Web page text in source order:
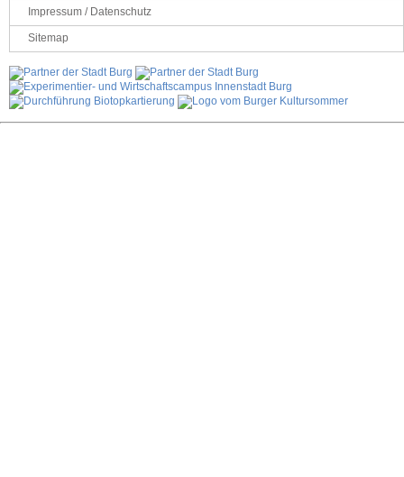
Impressum / Datenschutz
Sitemap